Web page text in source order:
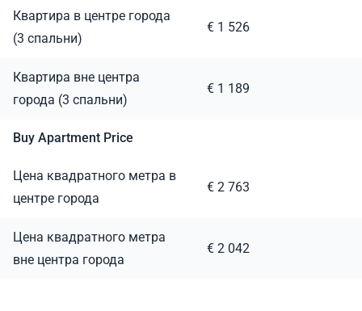
Квартира в центре города
(3 спальни)
€ 1 526
Квартира вне центра
города (3 спальни)
€ 1 189
Buy Apartment Price
Цена квадратного метра в
центре города
€ 2 763
Цена квадратного метра
вне центра города
€ 2 042